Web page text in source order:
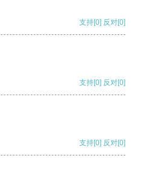
支持[0] 反对[0]
支持[0] 反对[0]
支持[0] 反对[0]